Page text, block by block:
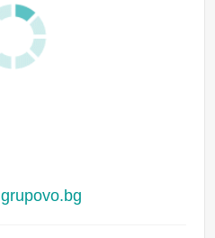
grupovo.bg